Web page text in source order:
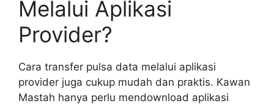
Melalui Aplikasi
Provider?
Cara transfer pulsa data melalui aplikasi
provider juga cukup mudah dan praktis. Kawan
Mastah hanya perlu mendownload aplikasi